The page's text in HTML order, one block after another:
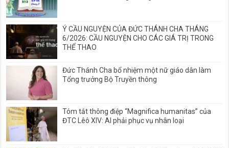
Ý CẦU NGUYỆN CỦA ĐỨC THÁNH CHA THÁNG
6/2026: CẦU NGUYỆN CHO CÁC GIÁ TRỊ TRONG
THỂ THAO
Đức Thánh Cha bổ nhiệm một nữ giáo dân làm
Tổng trưởng Bộ Truyền thông
Tóm tắt thông điệp “Magnifica humanitas” của
ĐTC Lêô XIV: AI phải phục vụ nhân loại